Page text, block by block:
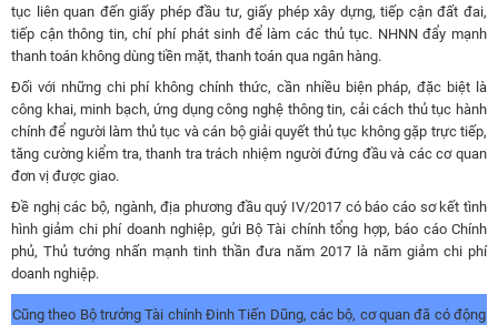
tục liên quan đến giấy phép đầu tư, giấy phép xây dựng, tiếp cận đất đai,
tiếp cận thông tin, chí phí phát sinh để làm các thủ tục. NHNN đẩy mạnh
thanh toán không dùng tiền mặt, thanh toán qua ngân hàng.
Đối với những chi phí không chính thức, cần nhiều biện pháp, đặc biệt là
công khai, minh bạch, ứng dụng công nghệ thông tin, cải cách thủ tục hành
chính để người làm thủ tục và cán bộ giải quyết thủ tục không gặp trực tiếp,
tăng cường kiểm tra, thanh tra trách nhiệm người đứng đầu và các cơ quan
đơn vị được giao.
Đề nghị các bộ, ngành, địa phương đầu quý IV/2017 có báo cáo sơ kết tình
hình giảm chi phí doanh nghiệp, gửi Bộ Tài chính tổng hợp, báo cáo Chính
phủ, Thủ tướng nhấn mạnh tinh thần đưa năm 2017 là năm giảm chi phí
doanh nghiệp.
Cũng theo Bộ trưởng Tài chính Đinh Tiến Dũng, các bộ, cơ quan đã có động